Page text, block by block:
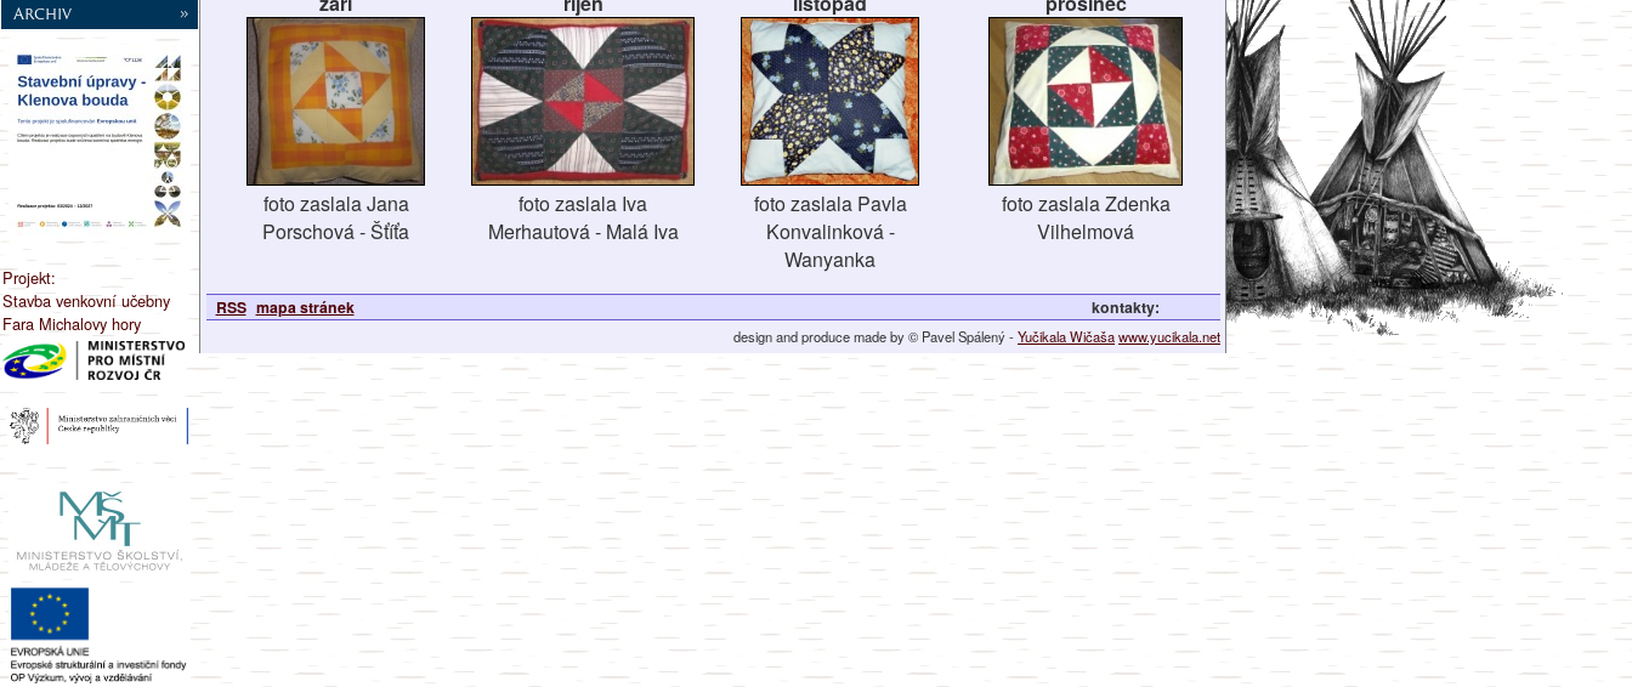
Archiv
»
Projekt:
Stavba venkovní učebny
Fara Michalovy hory
foto zaslala Jana
Porschová - Šťíťa
foto zaslala Iva
Merhautová - Malá Iva
foto zaslala Pavla
Konvalinková -
Wanyanka
foto zaslala Zdenka
Vilhelmová
RSS mapa stránek kontakty:
design and produce made by © Pavel Spálený -Yučikala Wičašawww.yucikala.net